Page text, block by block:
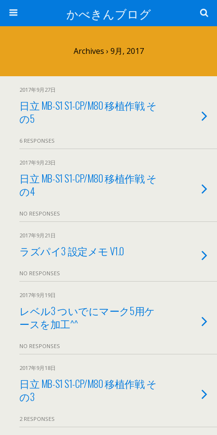
かべきんブログ
Archives › 9月, 2017
2017年9月27日
日立 MB-S1 S1-CP/M80 移植作戦 そ
の5
6 RESPONSES
2017年9月23日
日立 MB-S1 S1-CP/M80 移植作戦 そ
の4
NO RESPONSES
2017年9月21日
ラズパイ3 設定メモ V1.0
NO RESPONSES
2017年9月19日
レベル3 ついでにマーク5用ケ
ースを加工^^
NO RESPONSES
2017年9月18日
日立 MB-S1 S1-CP/M80 移植作戦 そ
の3
2 RESPONSES